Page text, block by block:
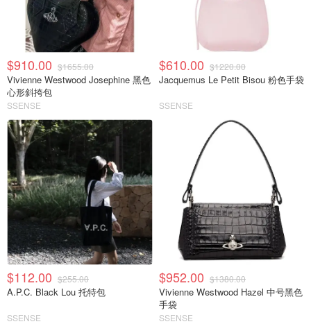
$910.00 $1655.00
Vivienne Westwood Josephine 黑色
心形斜挎包
SSENSE
$610.00 $1220.00
Jacquemus Le Petit Bisou 粉色手袋
SSENSE
$112.00 $255.00
A.P.C. Black Lou 托特包
SSENSE
$952.00 $1380.00
Vivienne Westwood Hazel 中号黑色
手袋
SSENSE